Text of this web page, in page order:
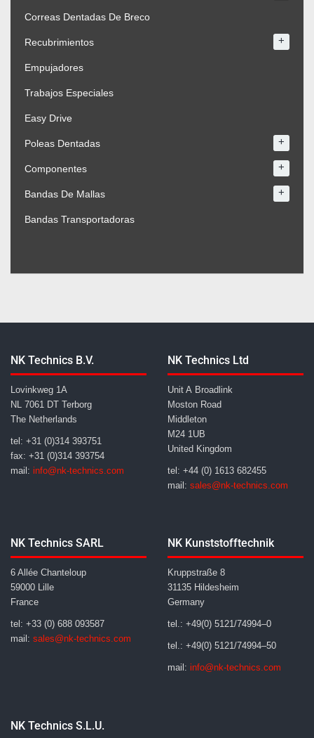
Correas Dentadas De Breco
Recubrimientos +
Empujadores
Trabajos Especiales
Easy Drive
Poleas Dentadas +
Componentes +
Bandas De Mallas +
Bandas Transportadoras
NK Technics B.V.
Lovinkweg 1A
NL 7061 DT Terborg
The Netherlands
tel: +31 (0)314 393751
fax: +31 (0)314 393754
mail: info@nk-technics.com
NK Technics Ltd
Unit A Broadlink
Moston Road
Middleton
M24 1UB
United Kingdom
tel: +44 (0) 1613 682455
mail: sales@nk-technics.com
NK Technics SARL
6 Allée Chanteloup
59000 Lille
France
tel: +33 (0) 688 093587
mail: sales@nk-technics.com
NK Kunststofftechnik
Kruppstraße 8
31135 Hildesheim
Germany
tel.: +49(0) 5121/74994–0
tel.: +49(0) 5121/74994–50
mail: info@nk-technics.com
NK Technics S.L.U.